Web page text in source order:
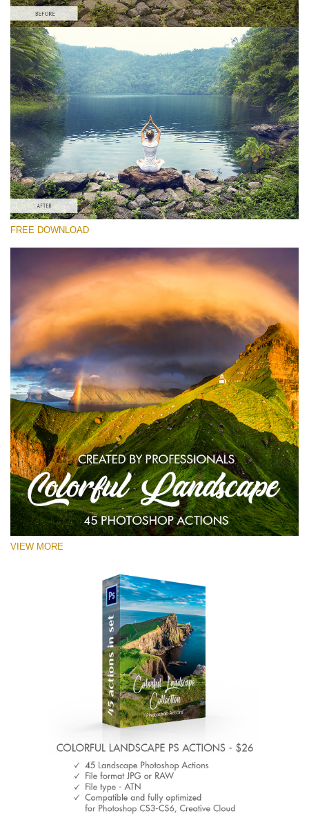
Bitte wählen Sie
Free Landscape Action #4
Colorful Landscape
Portrait Complete
Entire Collection
Kostenloser Download
FREE DOWNLOAD
VIEW MORE